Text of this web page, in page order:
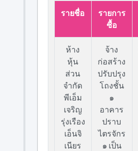
รายชื่อ
รายการ
ซื้อ
ห้าง
หุ้น
ส่วน
จำกัด
พีเอ็ม
เจริญ
รุ่งเรือง
เอ็นจิ
เนียร
จ้าง
ก่อสร้าง
ปรับปรุง
โถงชั้น
๑
อาคาร
ปราบ
ไตรจักร
๑ เป็น